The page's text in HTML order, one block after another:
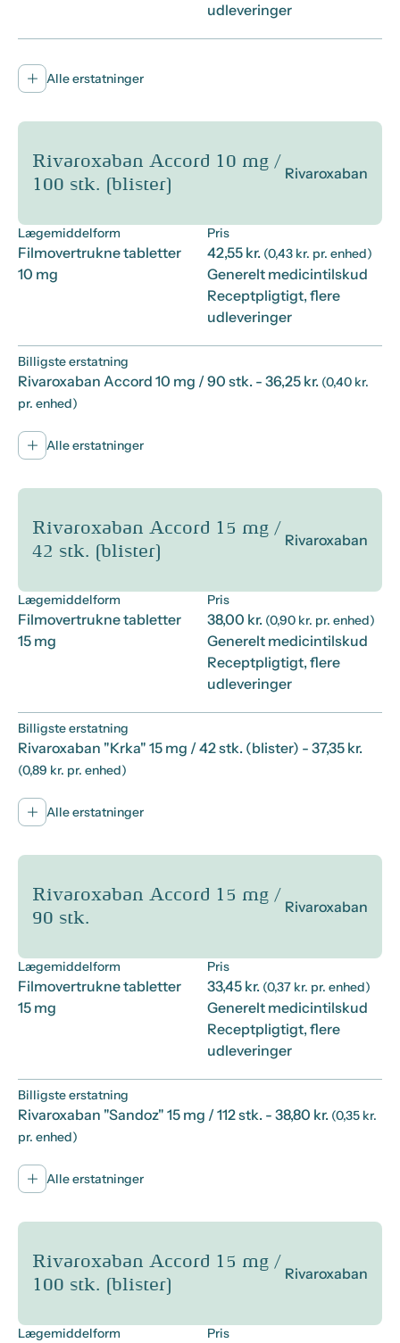
udleveringer
Alle erstatninger
Rivaroxaban Accord 10 mg /
100 stk. (blister)
Rivaroxaban
Lægemiddelform
Filmovertrukne tabletter
10 mg
Pris
42,55 kr. (0,43 kr. pr. enhed)
Generelt medicintilskud
Receptpligtigt, flere
udleveringer
Billigste erstatning
Rivaroxaban Accord 10 mg / 90 stk. - 36,25 kr. (0,40 kr.
pr. enhed)
Alle erstatninger
Rivaroxaban Accord 15 mg /
42 stk. (blister)
Rivaroxaban
Lægemiddelform
Filmovertrukne tabletter
15 mg
Pris
38,00 kr. (0,90 kr. pr. enhed)
Generelt medicintilskud
Receptpligtigt, flere
udleveringer
Billigste erstatning
Rivaroxaban "Krka" 15 mg / 42 stk. (blister) - 37,35 kr.
(0,89 kr. pr. enhed)
Alle erstatninger
Rivaroxaban Accord 15 mg /
90 stk.
Rivaroxaban
Lægemiddelform
Filmovertrukne tabletter
15 mg
Pris
33,45 kr. (0,37 kr. pr. enhed)
Generelt medicintilskud
Receptpligtigt, flere
udleveringer
Billigste erstatning
Rivaroxaban "Sandoz" 15 mg / 112 stk. - 38,80 kr. (0,35 kr.
pr. enhed)
Alle erstatninger
Rivaroxaban Accord 15 mg /
100 stk. (blister)
Rivaroxaban
Lægemiddelform Pris